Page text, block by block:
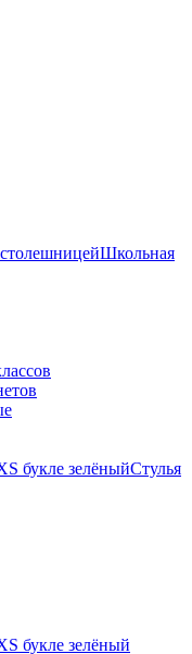
Школьная
Стулья